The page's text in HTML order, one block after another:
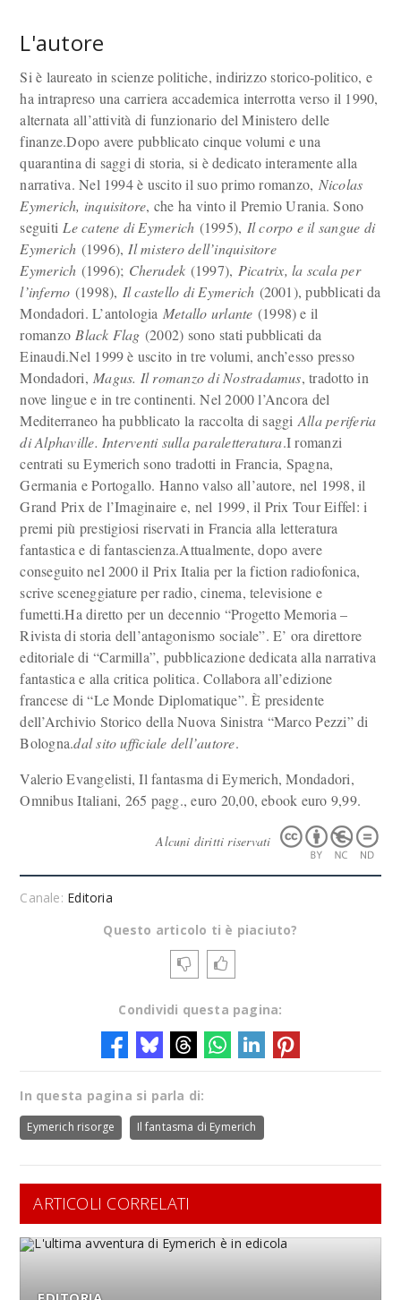
L'autore
Si è laureato in scienze politiche, indirizzo storico-politico, e
ha intrapreso una carriera accademica interrotta verso il 1990,
alternata all’attività di funzionario del Ministero delle
finanze.Dopo avere pubblicato cinque volumi e una
quarantina di saggi di storia, si è dedicato interamente alla
narrativa. Nel 1994 è uscito il suo primo romanzo, Nicolas
Eymerich, inquisitore, che ha vinto il Premio Urania. Sono
seguiti Le catene di Eymerich (1995), Il corpo e il sangue di
Eymerich (1996), Il mistero dell’inquisitore
Eymerich (1996); Cherudek (1997), Picatrix, la scala per
l’inferno (1998), Il castello di Eymerich (2001), pubblicati da
Mondadori. L’antologia Metallo urlante (1998) e il
romanzo Black Flag (2002) sono stati pubblicati da
Einaudi.Nel 1999 è uscito in tre volumi, anch’esso presso
Mondadori, Magus. Il romanzo di Nostradamus, tradotto in
nove lingue e in tre continenti. Nel 2000 l’Ancora del
Mediterraneo ha pubblicato la raccolta di saggi Alla periferia
di Alphaville. Interventi sulla paraletteratura.I romanzi
centrati su Eymerich sono tradotti in Francia, Spagna,
Germania e Portogallo. Hanno valso all’autore, nel 1998, il
Grand Prix de l’Imaginaire e, nel 1999, il Prix Tour Eiffel: i
premi più prestigiosi riservati in Francia alla letteratura
fantastica e di fantascienza.Attualmente, dopo avere
conseguito nel 2000 il Prix Italia per la fiction radiofonica,
scrive sceneggiature per radio, cinema, televisione e
fumetti.Ha diretto per un decennio “Progetto Memoria –
Rivista di storia dell’antagonismo sociale”. E’ ora direttore
editoriale di “Carmilla”, pubblicazione dedicata alla narrativa
fantastica e alla critica politica. Collabora all’edizione
francese di “Le Monde Diplomatique”. È presidente
dell’Archivio Storico della Nuova Sinistra “Marco Pezzi” di
Bologna.dal sito ufficiale dell’autore.
Valerio Evangelisti, Il fantasma di Eymerich, Mondadori,
Omnibus Italiani, 265 pagg., euro 20,00, ebook euro 9,99.
Alcuni diritti riservati
Canale: Editoria
Questo articolo ti è piaciuto?
Condividi questa pagina:
In questa pagina si parla di:
Eymerich risorge Il fantasma di Eymerich
ARTICOLI CORRELATI